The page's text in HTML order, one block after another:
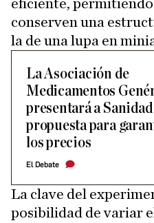
eficiente, permitiendo
conserven una
la de una lupa en
La Asociación de
Medicamentos
presentará a
propuesta para
los precios
El Debate
La clave del
posibilidad de variar